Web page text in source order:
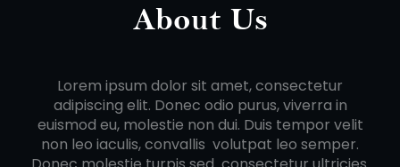
About Us
Lorem ipsum dolor sit amet, consectetur
adipiscing elit. Donec odio purus, viverra in
euismod eu, molestie non dui. Duis tempor velit
non leo iaculis, convallis volutpat leo semper.